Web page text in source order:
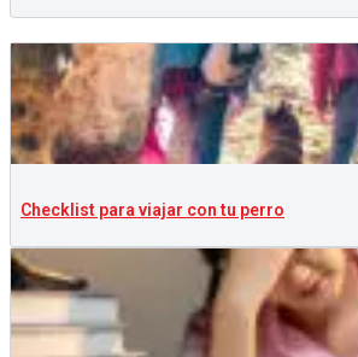
Checklist para viajar con tu perro